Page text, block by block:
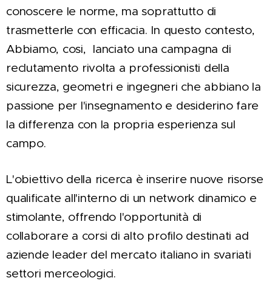
conoscere le norme, ma soprattutto di
trasmetterle con efficacia. In questo contesto,
Abbiamo, cosi, lanciato una campagna di
reclutamento rivolta a professionisti della
sicurezza, geometri e ingegneri che abbiano la
passione per l'insegnamento e desiderino fare
la differenza con la propria esperienza sul
campo.
L'obiettivo della ricerca è inserire nuove risorse
qualificate all'interno di un network dinamico e
stimolante, offrendo l'opportunità di
collaborare a corsi di alto profilo destinati ad
aziende leader del mercato italiano in svariati
settori merceologici.